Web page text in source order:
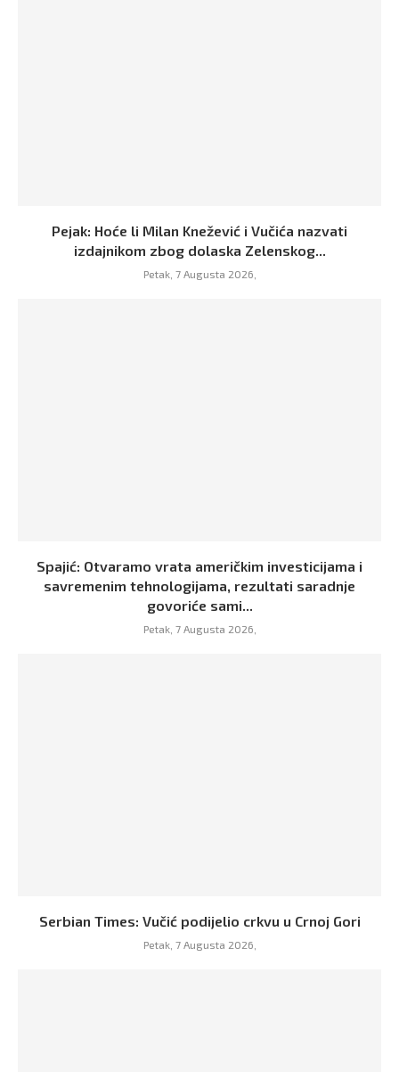
Pejak: Hoće li Milan Knežević i Vučića nazvati
izdajnikom zbog dolaska Zelenskog...
Petak, 7 Augusta 2026,
Spajić: Otvaramo vrata američkim investicijama i
savremenim tehnologijama, rezultati saradnje
govoriće sami...
Petak, 7 Augusta 2026,
Serbian Times: Vučić podijelio crkvu u Crnoj Gori
Petak, 7 Augusta 2026,